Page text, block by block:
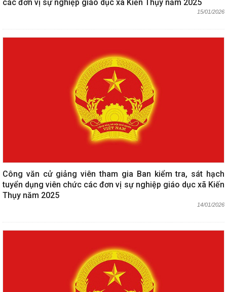
các đơn vị sự nghiệp giáo dục xã Kiến Thụy năm 2025
15/01/2026
Công văn cử giảng viên tham gia Ban kiểm tra, sát hạch
tuyển dụng viên chức các đơn vị sự nghiệp giáo dục xã Kiến
Thụy năm 2025
14/01/2026